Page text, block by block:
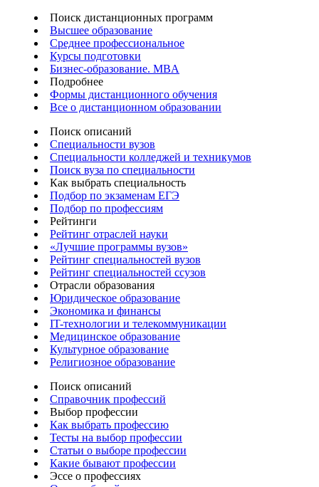
Поиск дистанционных программ
Высшее образование
Среднее профессиональное
Курсы подготовки
Бизнес-образование. MBA
Подробнее
Формы дистанционного обучения
Все о дистанционном образовании
Поиск описаний
Специальности вузов
Специальности колледжей и техникумов
Поиск вуза по специальности
Как выбрать специальность
Подбор по экзаменам ЕГЭ
Подбор по профессиям
Рейтинги
Рейтинг отраслей науки
«Лучшие программы вузов»
Рейтинг специальностей вузов
Рейтинг специальностей ссузов
Отрасли образования
Юридическое образование
Экономика и финансы
IT-технологии и телекоммуникации
Медицинское образование
Культурное образование
Религиозное образование
Поиск описаний
Справочник профессий
Выбор профессии
Как выбрать профессию
Тесты на выбор профессии
Статьи о выборе профессии
Какие бывают профессии
Эссе о профессиях